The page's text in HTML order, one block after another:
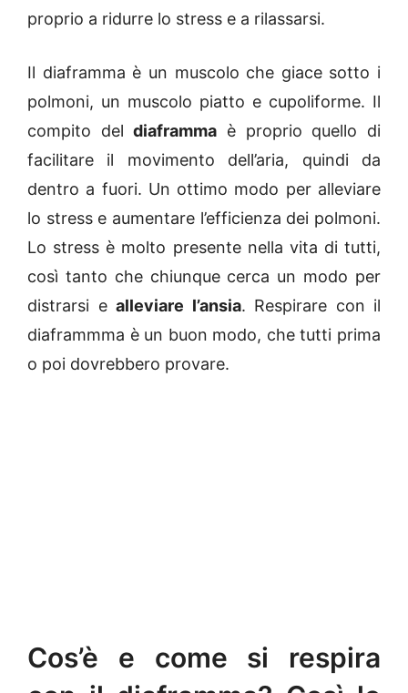
proprio a ridurre lo stress e a rilassarsi.
Il diaframma è un muscolo che giace sotto i
polmoni, un muscolo piatto e cupoliforme. Il
compito deldiaframma è proprio quello di
facilitare il movimento dell’aria, quindi da
dentro a fuori. Un ottimo modo per alleviare
lo stress e aumentare l’efficienza dei polmoni.
Lo stress è molto presente nella vita di tutti,
così tanto che chiunque cerca un modo per
distrarsi e alleviare l’ansia. Respirare con il
diaframmma è un buon modo, che tutti prima
o poi dovrebbero provare.
Cos’è e come si respira